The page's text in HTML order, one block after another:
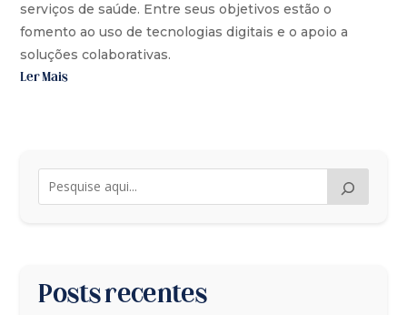
serviços de saúde. Entre seus objetivos estão o
fomento ao uso de tecnologias digitais e o apoio a
soluções colaborativas.
Ler Mais
Posts recentes